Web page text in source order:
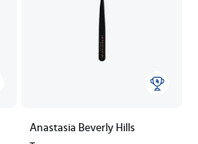
Anastasia Beverly Hills